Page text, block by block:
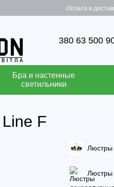
Оплата и
380 63 500
Бра и настенные
светильники
F
Люстры
Люстры